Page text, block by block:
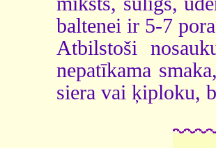
baltenei ir 5-7
Atbilstoši
nepatīkama
siera vai ķiploku,